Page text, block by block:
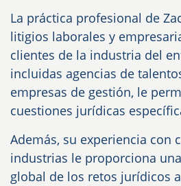
La práctica profesional de
litigios laborales y
clientes de la industria del
incluidas agencias de
empresas de gestión, le
cuestiones jurídicas
Además, su experiencia con
industrias le proporciona
global de los retos jurídicos